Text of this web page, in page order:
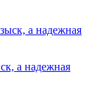
а надежная